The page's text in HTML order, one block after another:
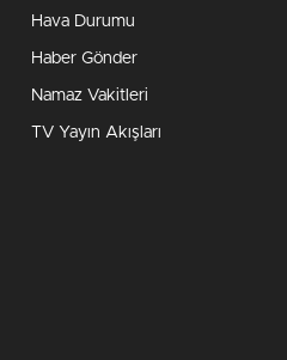
Hava Durumu
Haber Gönder
Namaz Vakitleri
TV Yayın Akışları